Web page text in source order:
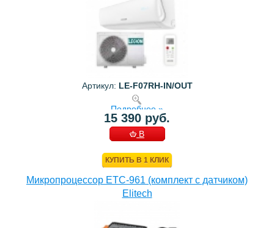
Артикул: LE-F07RH-IN/OUT
Подробнее »
15 390 руб.
В
КУПИТЬ В 1 КЛИК
Микропроцессор ETC-961 (комплект c датчиком)
Elitech